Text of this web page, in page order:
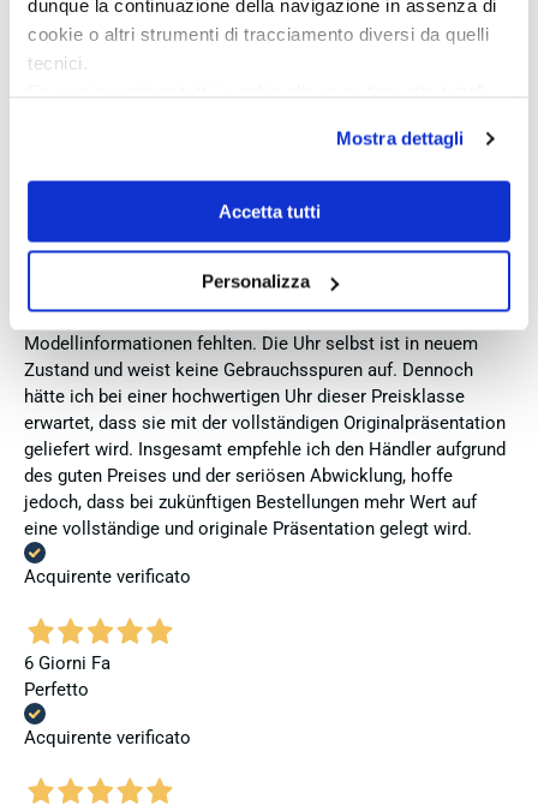
dunque la continuazione della navigazione in assenza di
cookie o altri strumenti di tracciamento diversi da quelli
tecnici.
Se vuoi saperne di più consulta laprivacy policye la
Mostra dettagli
Accetta tutti
Personalizza
Ich bin insgesamt mit meinem Kauf zufrieden. Die Uhr ist
neu, original und funktioniert einwandfrei. Besonders positiv
Seiko-Garantieschein. Der Versand war außerdem schnell.
meinen Erwartungen an einen autorisierten Seiko-Händler
entsprach. Die Uhr kam ohne die üblichen Schutzfolien am
Armband, die Originalverpackung entsprach nicht der
Präsentationen und Videos kenne (andere Box und anderes
Uhrenkissen), und auch die Seiko-Hangtags mit
Modellinformationen fehlten. Die Uhr selbst ist in neuem
Zustand und weist keine Gebrauchsspuren auf. Dennoch
hätte ich bei einer hochwertigen Uhr dieser Preisklasse
erwartet, dass sie mit der vollständigen Originalpräsentation
geliefert wird. Insgesamt empfehle ich den Händler aufgrund
des guten Preises und der seriösen Abwicklung, hoffe
jedoch, dass bei zukünftigen Bestellungen mehr Wert auf
eine vollständige und originale Präsentation gelegt wird.
Acquirente verificato
6 Giorni Fa
Perfetto
Acquirente verificato